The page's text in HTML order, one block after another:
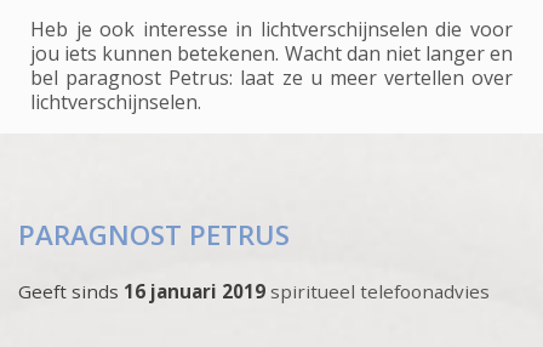
Heb je ook interesse in lichtverschijnselen die voor
jou iets kunnen betekenen. Wacht dan niet langer en
bel paragnost Petrus: laat ze u meer vertellen over
lichtverschijnselen.
PARAGNOST PETRUS
Geeft sinds 16 januari 2019 spiritueel telefoonadvies